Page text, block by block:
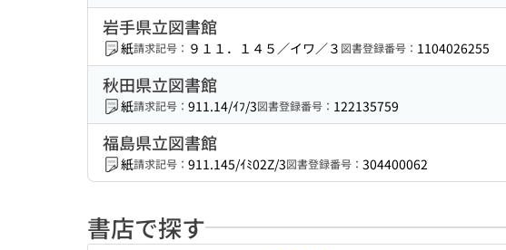
岩手県立図書館
紙請求記号： ９１１．１４５／イワ／３ 図書登録番号： 1104026255
秋田県立図書館
紙請求記号： 911.14/ｲﾌ/3図書登録番号： 122135759
福島県立図書館
紙請求記号： 911.145/ｲﾐ02Z/3図書登録番号： 304400062
書店で探す